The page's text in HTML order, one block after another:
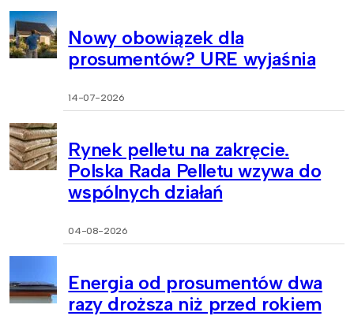
Nowy obowiązek dla
prosumentów? URE wyjaśnia
14-07-2026
Rynek pelletu na zakręcie.
Polska Rada Pelletu wzywa do
wspólnych działań
04-08-2026
Energia od prosumentów dwa
razy droższa niż przed rokiem